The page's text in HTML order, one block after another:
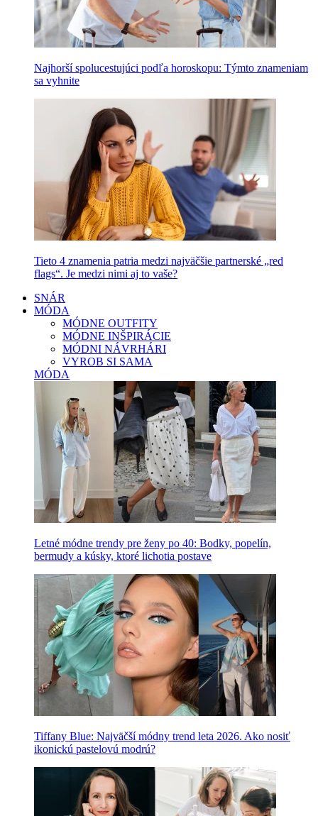
Najhorší spolucestujúci podľa horoskopu: Týmto znameniam
sa vyhnite
Tieto 4 znamenia patria medzi najväčšie partnerské „red
flags“. Je medzi nimi aj to vaše?
SNÁR
MÓDA
MÓDNE OUTFITY
MÓDNE INŠPIRÁCIE
MÓDNI NÁVRHÁRI
VYROB SI SAMA
MÓDA
Letné módne trendy pre ženy po 40: Bodky, popelín,
bermudy a kúsky, ktoré lichotia postave
Tiffany Blue: Najväčší módny trend leta 2026. Ako nosiť
ikonickú pastelovú modrú?